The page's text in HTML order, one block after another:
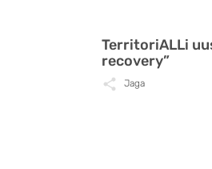
TerritoriALLi
recovery”
Jaga